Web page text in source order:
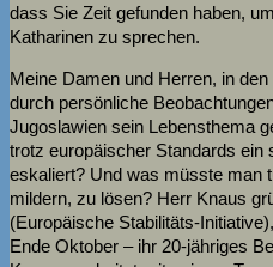
dass Sie Zeit gefunden haben,
Katharinen zu sprechen.
Meine Damen und Herren, in
durch persönliche
Jugoslawien sein Lebensthema
trotz europäischer Standards
eskaliert? Und was müsste man
mildern, zu lösen? Herr Knaus
(Europäische Stabilitäts-
Ende Oktober – ihr 20-jähriges